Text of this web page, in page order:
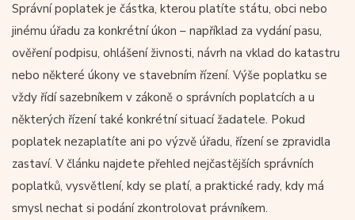
Správní poplatek je částka, kterou platíte státu, obci nebo
jinému úřadu za konkrétní úkon – například za vydání pasu,
ověření podpisu, ohlášení živnosti, návrh na vklad do katastru
nebo některé úkony ve stavebním řízení. Výše poplatku se
vždy řídí sazebníkem v zákoně o správních poplatcích a u
některých řízení také konkrétní situací žadatele. Pokud
poplatek nezaplatíte ani po výzvě úřadu, řízení se zpravidla
zastaví. V článku najdete přehled nejčastějších správních
poplatků, vysvětlení, kdy se platí, a praktické rady, kdy má
smysl nechat si podání zkontrolovat právníkem.